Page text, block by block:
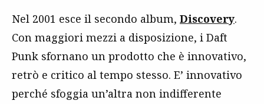
Nel 2001 esce il secondo album, Discovery.
Con maggiori mezzi a disposizione, i Daft
Punk sfornano un prodotto che è innovativo,
retrò e critico al tempo stesso. E’ innovativo
perché sfoggia un’altra non indifferente